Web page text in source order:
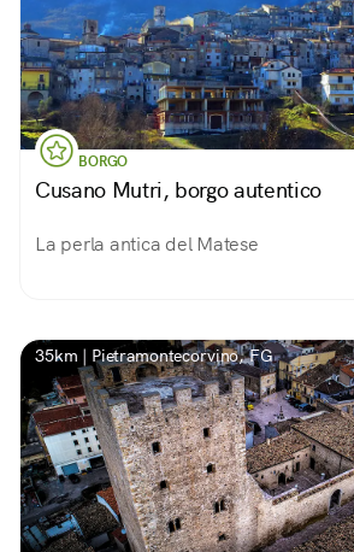
BORGO
Cusano Mutri, borgo autentico
La perla antica del Matese
35km | Pietramontecorvino, FG